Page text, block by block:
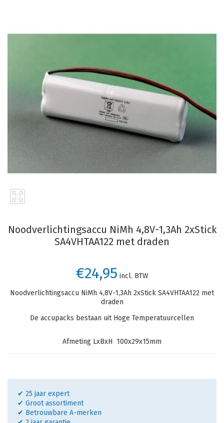
Noodverlichtingsaccu NiMh 4,8V-1,3Ah 2xStick
SA4VHTAA122 met draden
€24,95 incl. BTW
Noodverlichtingsaccu NiMh 4,8V-1,3Ah 2xStick SA4VHTAA122 met
draden
De accupacks bestaan uit Hoge Temperatuurcellen
Afmeting LxBxH 100x29x15mm
✔ 25 jaar expert
✔ Groot assortiment
✔ Betrouwbare A-merken